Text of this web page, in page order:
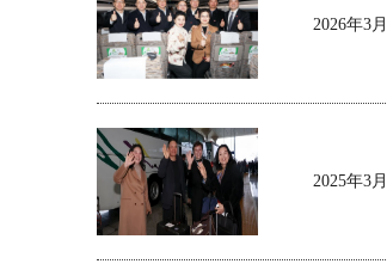
2026年3
2025年3